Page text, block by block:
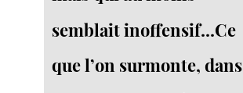
semblait inoffensif...Ce
que l’on surmonte, dans